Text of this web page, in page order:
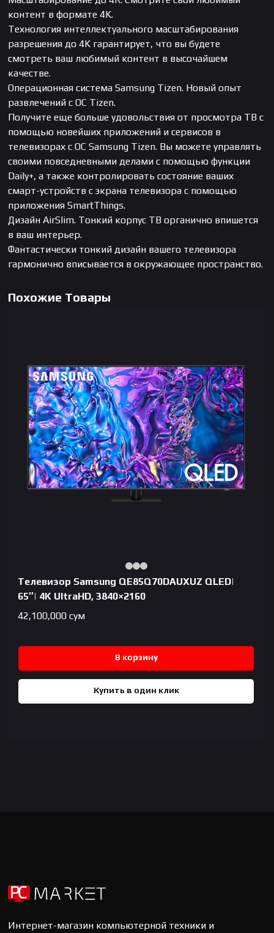
контент в формате 4K.
Технология интеллектуального масштабирования
разрешения до 4K гарантирует, что вы будете
смотреть ваш любимый контент в высочайшем
качестве.
Операционная система Samsung Tizen. Новый опыт
развлечений с ОС Tizen.
Получите еще больше удовольствия от просмотра ТВ с
помощью новейших приложений и сервисов в
телевизорах с ОС Samsung Tizen. Вы можете управлять
своими повседневными делами с помощью функции
Daily+, а также контролировать состояние ваших
смарт-устройств с экрана телевизора с помощью
приложения SmartThings.
Дизайн AirSlim. Тонкий корпус ТВ органично впишется
в ваш интерьер.
Фантастически тонкий дизайн вашего телевизора
гармонично вписывается в окружающее пространство.
Похожие Товары
Телевизор Samsung QE85Q70DAUXUZ QLED|
65″| 4K UltraHD, 3840×2160
42,100,000 сум
В корзину
Купить в один клик
Интернет-магазин компьютерной техники и